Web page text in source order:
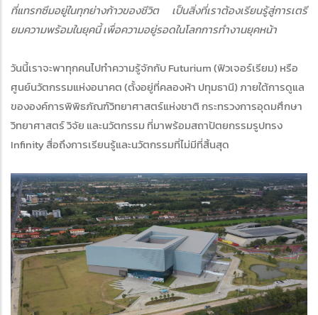
ที่แทรกซึมอยู่ในทุกย่างก้าวของชีวิต เป็นสิ่งที่เราต้องเรียนรู้สู่การเตรี
ยมความพร้อมในยุคนี้ เพื่อความอยู่รอดในโลกการทำงานยุคหน้า
วันนี้เราจะพาทุกคนไปทำความรู้จักกับ Futurium (ฟิวเจอร์เรียม) หรือ
ศูนย์นวัตกรรมแห่งอนาคต (ตั้งอยู่ที่คลองห้า ปทุมธานี) ภายใต้การดูแล
ขององค์การพิพิธภัณฑ์วิทยาศาสตร์แห่งชาติ กระทรวงการอุดมศึกษา
วิทยาศาสตร์ วิจัย และนวัตกรรม ที่มาพร้อมสถาปัตยกรรมรูปทรง
Infinity สื่อถึงการเรียนรู้และนวัตกรรมที่ไม่มีที่สิ้นสุด